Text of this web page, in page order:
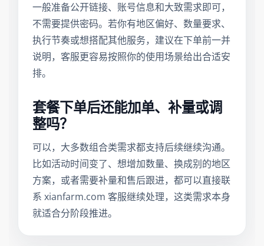
一般准备公开链接、账号信息和大致需求即可，
不需要提供密码。若你有地区偏好、数量要求、
执行节奏或想搭配其他服务，建议在下单前一并
说明，客服更容易按照你的使用场景给出合适安
排。
套餐下单后还能加单、补量或调
整吗？
可以，大多数组合类需求都支持后续继续沟通。
比如活动时间变了、想增加数量、换成别的地区
方案，或者需要补量和售后跟进，都可以直接联
系 xianfarm.com 客服继续处理，这类需求本身
就适合分阶段推进。